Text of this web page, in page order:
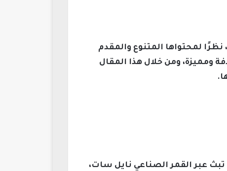
لمحتواها المتنوع والمقدم
ومميزة، ومن خلال هذا المقال
تبث عبر القمر الصناعي نايل سات،